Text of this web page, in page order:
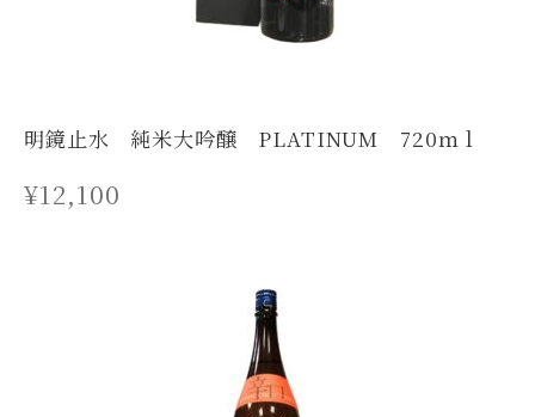
明鏡止水 純米大吟醸 PLATINUM 720ｍｌ
¥12,100